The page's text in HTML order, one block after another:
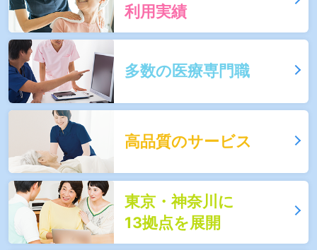
利用実績
多数の医療専門職
高品質のサービス
東京・神奈川に
13拠点を展開